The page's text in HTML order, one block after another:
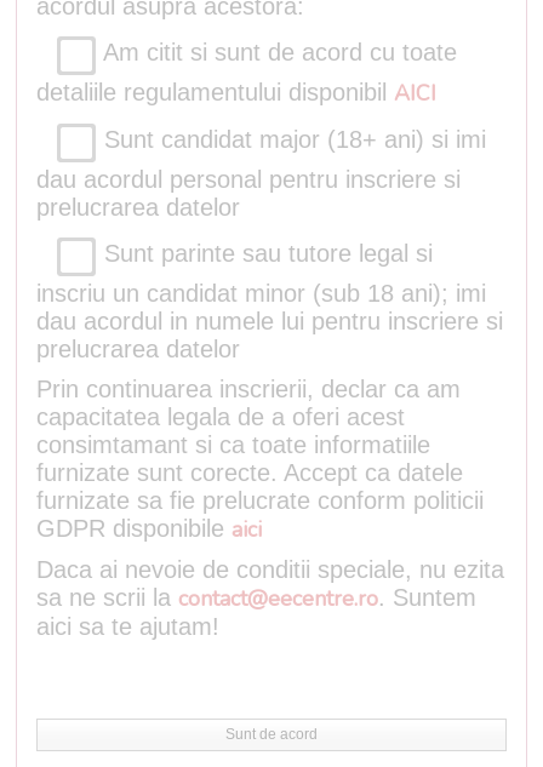
acordul asupra acestora:
Am citit si sunt de acord cu toate
detaliile regulamentului disponibil AICI
Sunt candidat major (18+ ani) si imi
dau acordul personal pentru inscriere si
prelucrarea datelor
Sunt parinte sau tutore legal si
inscriu un candidat minor (sub 18 ani); imi
dau acordul in numele lui pentru inscriere si
prelucrarea datelor
Prin continuarea inscrierii, declar ca am
capacitatea legala de a oferi acest
consimtamant si ca toate informatiile
furnizate sunt corecte. Accept ca datele
furnizate sa fie prelucrate conform politicii
GDPR disponibile aici
Daca ai nevoie de conditii speciale, nu ezita
sa ne scrii la contact@eecentre.ro. Suntem
aici sa te ajutam!
Sunt de acord